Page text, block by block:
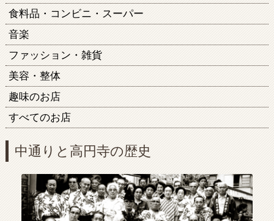
食料品・コンビニ・スーパー
音楽
ファッション・雑貨
美容・整体
趣味のお店
すべてのお店
中通りと高円寺の歴史